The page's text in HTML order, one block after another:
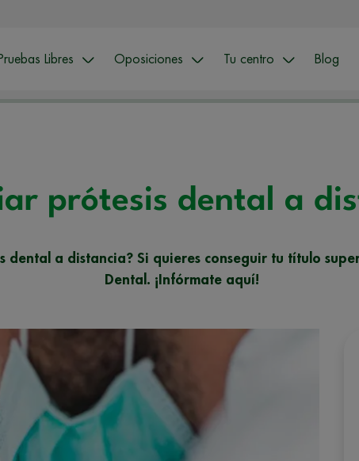
Pruebas Libres Oposiciones Tu centro Blog
prótesis dental a
dental a distancia? Si quieres conseguir tu título
Dental. ¡Infórmate aquí!